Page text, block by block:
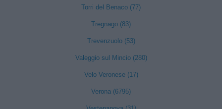
Torri del Benaco (77)
Tregnago (83)
Trevenzuolo (53)
Valeggio sul Mincio (280)
Velo Veronese (17)
Verona (6795)